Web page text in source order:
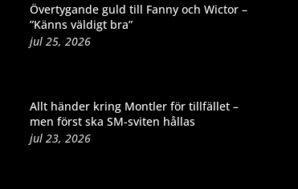
Övertygande guld till Fanny och Wictor –
”Känns väldigt bra”
jul 25, 2026
Allt händer kring Montler för tillfället –
men först ska SM-sviten hållas
jul 23, 2026